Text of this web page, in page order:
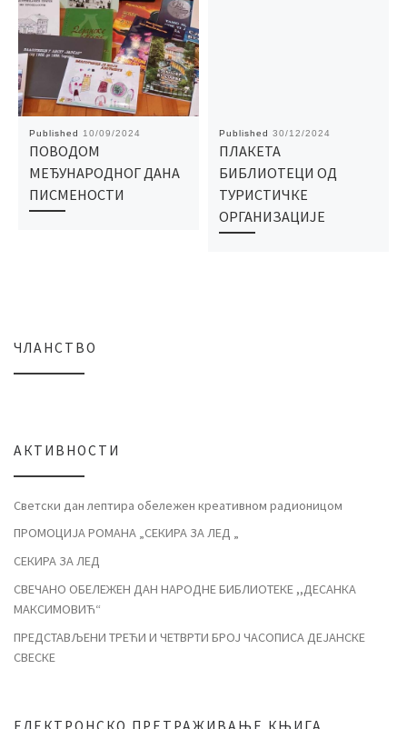
Published 10/09/2024
ПОВОДОМ
МЕЂУНАРОДНОГ ДАНА
ПИСМЕНОСТИ
Published 30/12/2024
ПЛАКЕТА
БИБЛИОТЕЦИ ОД
ТУРИСТИЧКЕ
ОРГАНИЗАЦИЈЕ
ЧЛАНСТВО
АКТИВНОСТИ
Светски дан лептира обележен креативном радионицом
ПРОМОЦИЈА РОМАНА „СЕКИРА ЗА ЛЕД „
СЕКИРА ЗА ЛЕД
СВЕЧАНО ОБЕЛЕЖЕН ДАН НАРОДНЕ БИБЛИОТЕКЕ ,,ДЕСАНКА
МАКСИМОВИЋ“
ПРЕДСТАВЉЕНИ ТРЕЋИ И ЧЕТВРТИ БРОЈ ЧАСОПИСА ДЕЈАНСКЕ
СВЕСКЕ